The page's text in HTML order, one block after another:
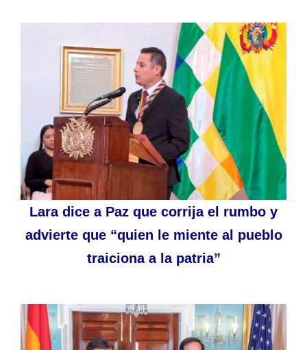
Lara dice a Paz que corrija el rumbo y
advierte que “quien le miente al pueblo
traiciona a la patria”